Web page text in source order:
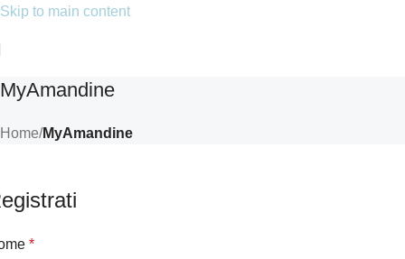
Skip to main content
MyAmandine
Home/MyAmandine
*